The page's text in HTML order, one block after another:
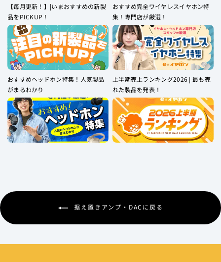
【毎月更新！】|いまおすすめの新製
品をPICKUP！
おすすめ完全ワイヤレスイヤホン特
集！専門店が厳選！
おすすめヘッドホン特集！人気製品
がまるわかり
上半期売上ランキング2026 | 最も売
れた製品を発表！
据え置きアンプ・DACに戻る